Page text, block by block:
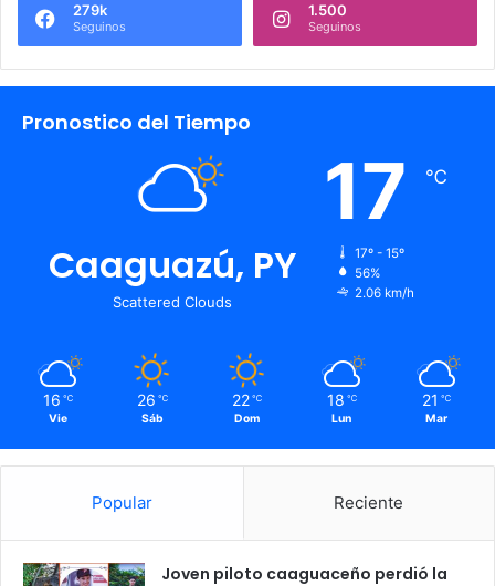
279k
Seguinos
1.500
Seguinos
Pronostico del Tiempo
Caaguazú, PY
Scattered Clouds
17 ℃
17º - 15º
56%
2.06 km/h
16 ℃
Vie
26 ℃
Sáb
22 ℃
Dom
18 ℃
Lun
21 ℃
Mar
Popular Reciente
Joven piloto caaguaceño perdió la